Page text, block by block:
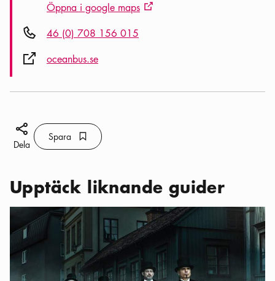
Öppna i google maps Extern ikon
Telefon ikon46 (0) 708 156 015
Extern ikonoceanbus.se
Dela ikon
Dela
Spara Bokmärke ikon
Spara
Upptäck liknande guider
Kategorier:Aktiviteter Guidade turer med en tvist